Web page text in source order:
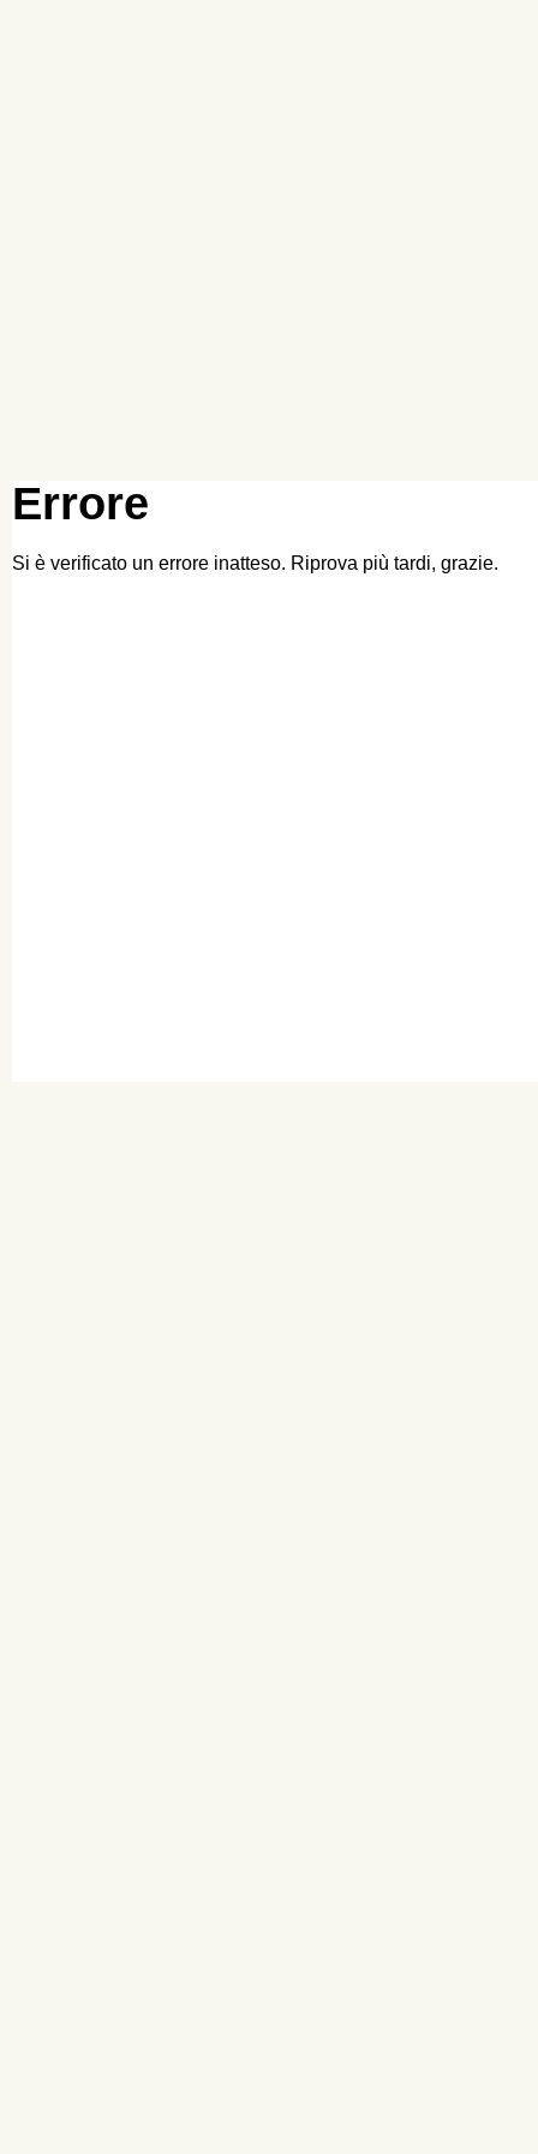
Errore
Si è verificato un errore inatteso. Riprova più tardi, grazie.